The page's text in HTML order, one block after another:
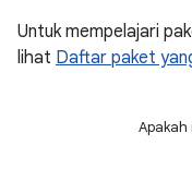
Untuk mempelajari
lihat Daftar paket
Apakah